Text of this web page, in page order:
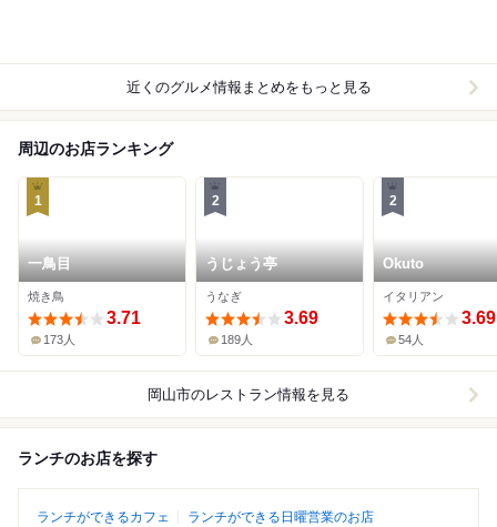
近くのグルメ情報まとめをもっと見る
周辺のお店ランキング
1
一鳥目
焼き鳥
3.71
173人
2
うじょう亭
うなぎ
3.69
189人
2
Okuto
イタリアン
3.69
54人
岡山市のレストラン情報を見る
ランチのお店を探す
ランチができるカフェ ランチができる日曜営業のお店